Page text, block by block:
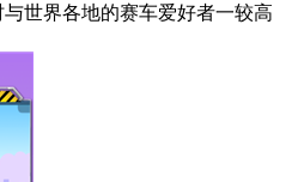
世界各地的赛车爱好者一较高